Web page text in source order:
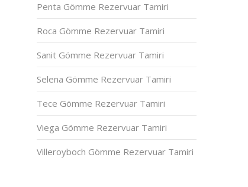
Penta Gömme Rezervuar Tamiri
Roca Gömme Rezervuar Tamiri
Sanit Gömme Rezervuar Tamiri
Selena Gömme Rezervuar Tamiri
Tece Gömme Rezervuar Tamiri
Viega Gömme Rezervuar Tamiri
Villeroyboch Gömme Rezervuar Tamiri